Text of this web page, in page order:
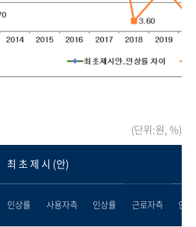
(단위:원, %)
최 초 제 시 (안)
인상률 사용자측 인상률 근로자측 인